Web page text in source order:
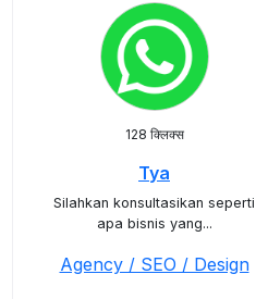
128 क्लिक्स
Tya
Silahkan konsultasikan seperti
apa bisnis yang...
Agency / SEO / Design